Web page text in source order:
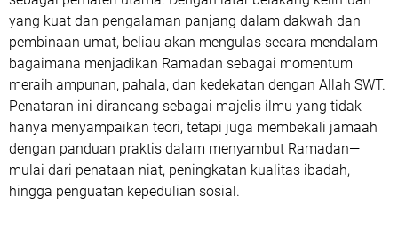
yang kuat dan pengalaman panjang dalam dakwah dan
pembinaan umat, beliau akan mengulas secara mendalam
bagaimana menjadikan Ramadan sebagai momentum
meraih ampunan, pahala, dan kedekatan dengan Allah SWT.
Penataran ini dirancang sebagai majelis ilmu yang tidak
hanya menyampaikan teori, tetapi juga membekali jamaah
dengan panduan praktis dalam menyambut Ramadan—
mulai dari penataan niat, peningkatan kualitas ibadah,
hingga penguatan kepedulian sosial.